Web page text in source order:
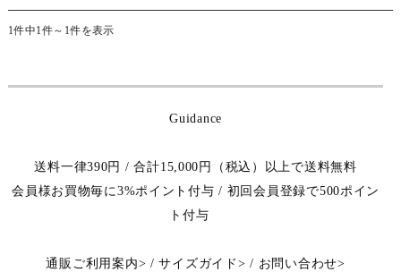
1件中1件～1件を表示
Guidance
送料一律390円 / 合計15,000円（税込）以上で送料無料
会員様お買物毎に3%ポイント付与 / 初回会員登録で500ポイン
ト付与
通販ご利用案内> /サイズガイド> / お問い合わせ>